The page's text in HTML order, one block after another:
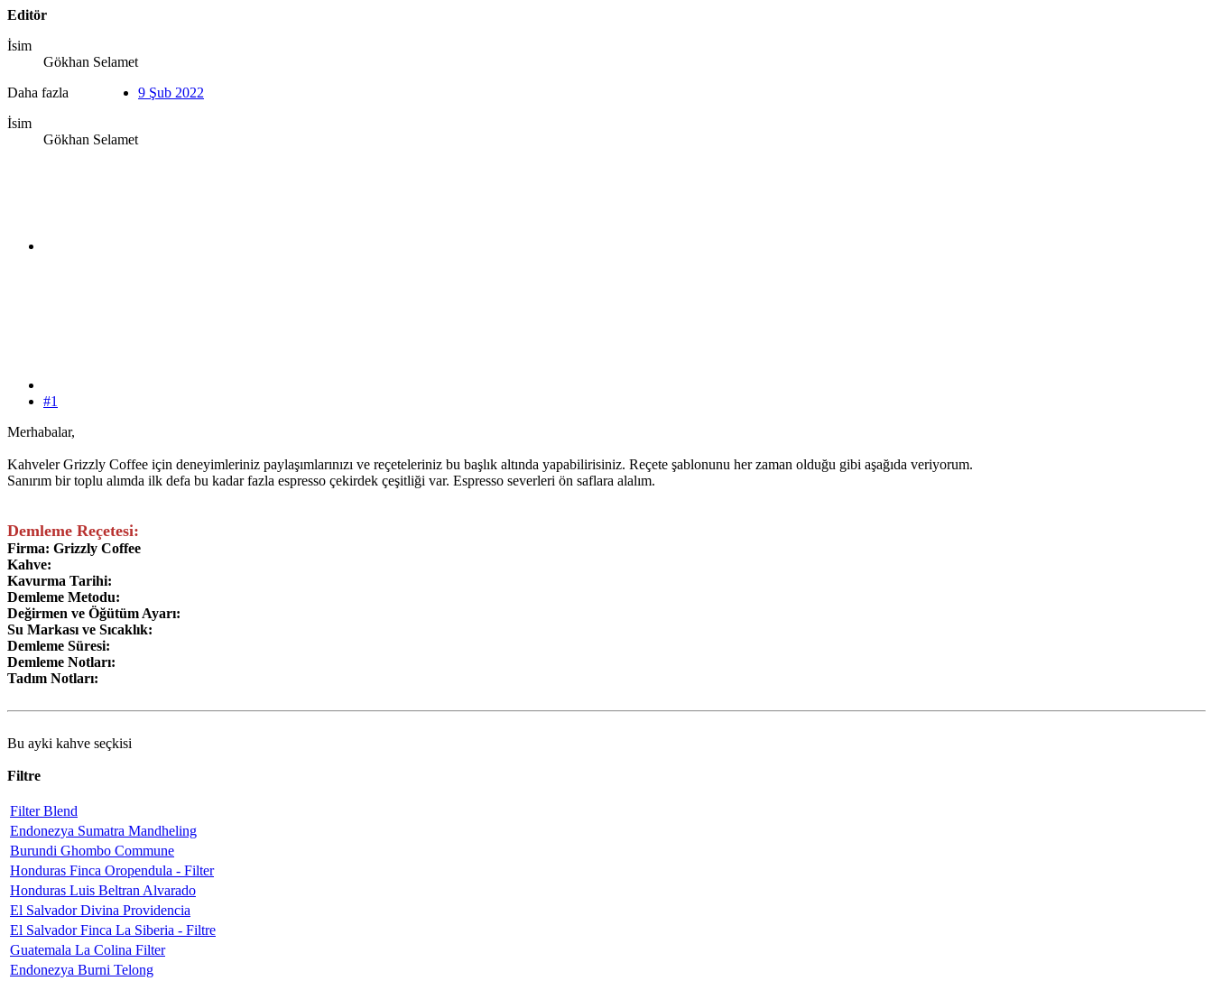
Editör
İsim
Gökhan Selamet
Daha fazla
İsim
Gökhan Selamet
9 Şub 2022
#1
Merhabalar,
Kahveler Grizzly Coffee için deneyimleriniz paylaşımlarınızı ve reçeteleriniz bu başlık altında yapabilirisiniz. Reçete şablonunu her zaman olduğu gibi aşağıda veriyorum.
Sanırım bir toplu alımda ilk defa bu kadar fazla espresso çekirdek çeşitliği var. Espresso severleri ön saflara alalım.
Demleme Reçetesi:
Firma: Grizzly Coffee
Kahve:
Kavurma Tarihi:
Demleme Metodu:
Değirmen ve Öğütüm Ayarı:
Su Markası ve Sıcaklık:
Demleme Süresi:
Demleme Notları:
Tadım Notları:
Bu ayki kahve seçkisi
Filtre
Filter Blend
Endonezya Sumatra Mandheling
Burundi Ghombo Commune
Honduras Finca Oropendula - Filter
Honduras Luis Beltran Alvarado
El Salvador Divina Providencia
El Salvador Finca La Siberia - Filtre
Guatemala La Colina Filter
Endonezya Burni Telong